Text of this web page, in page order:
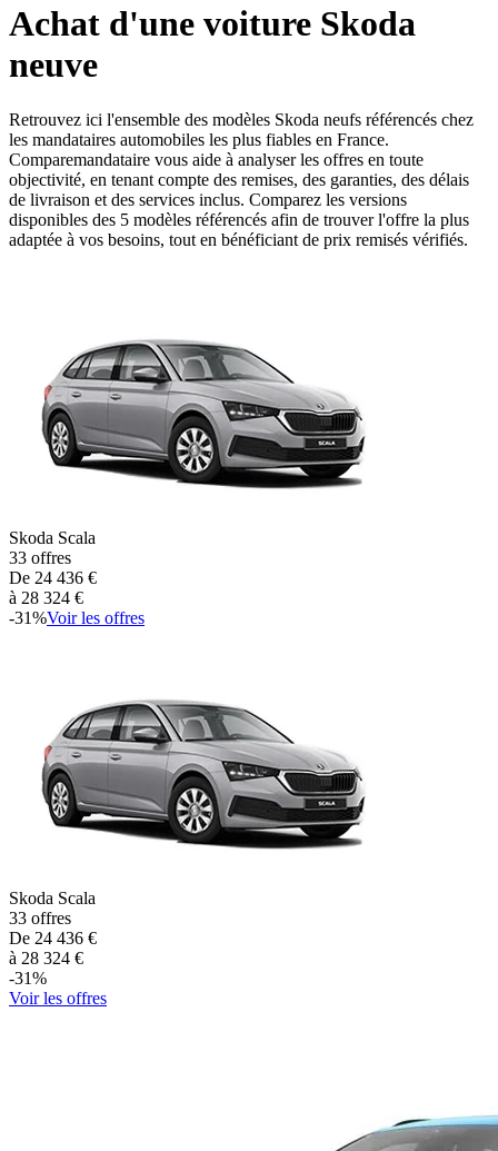
Achat d'une voiture Skoda
neuve
Retrouvez ici l'ensemble des modèles Skoda neufs référencés chez
les mandataires automobiles les plus fiables en France.
Comparemandataire vous aide à analyser les offres en toute
objectivité, en tenant compte des remises, des garanties, des délais
de livraison et des services inclus. Comparez les versions
disponibles des 5 modèles référencés afin de trouver l'offre la plus
adaptée à vos besoins, tout en bénéficiant de prix remisés vérifiés.
Skoda Scala
33 offres
De 24 436 €
à 28 324 €
-31%Voir les offres
Skoda Scala
33 offres
De 24 436 €
à 28 324 €
-31%
Voir les offres